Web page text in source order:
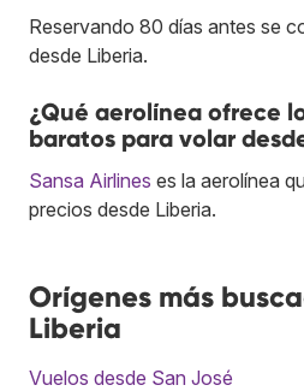
Reservando 80 días antes se
desde Liberia.
¿Qué aerolínea ofrece
baratos para volar
Sansa Airlines es la aerolínea
precios desde Liberia.
Orígenes más
Liberia
Vuelos desde San José